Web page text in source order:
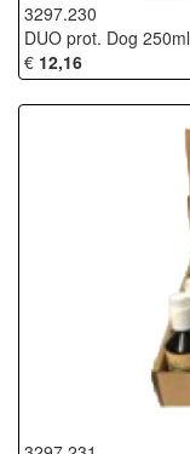
3297.230
DUO prot. Dog 250ml
€ 12,16